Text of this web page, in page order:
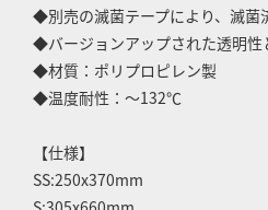
◆別売の滅菌テープにより、滅菌
◆バージョンアップされた透明性
◆材質：ポリプロピレン製
◆温度耐性：～132℃
【仕様】
SS:250x370mm